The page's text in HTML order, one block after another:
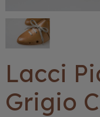
Lacci
Grigio